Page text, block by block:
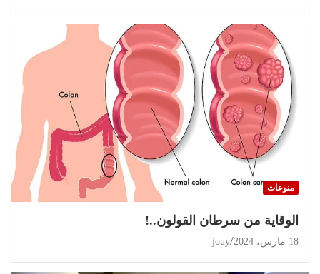
منوعات
الوقاية من سرطان القولون..!
18 مارس، 2024 jouy